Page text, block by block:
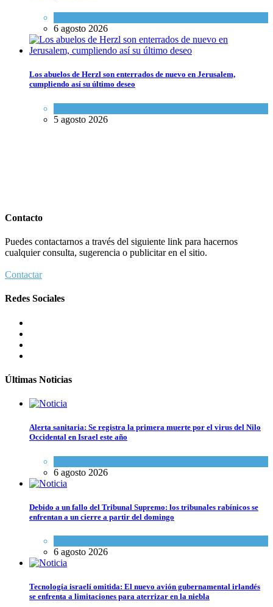
6 agosto 2026
Los abuelos de Herzl son enterrados de nuevo en Jerusalem,
cumpliendo así su último deseo
5 agosto 2026
Contacto
Puedes contactarnos a través del siguiente link para hacernos
cualquier consulta, sugerencia o publicitar en el sitio.
Contactar
Redes Sociales
Últimas Noticias
Alerta sanitaria: Se registra la primera muerte por el virus del Nilo
Occidental en Israel este año
6 agosto 2026
Debido a un fallo del Tribunal Supremo: los tribunales rabínicos se
enfrentan a un cierre a partir del domingo
6 agosto 2026
Tecnología israelí omitida: El nuevo avión gubernamental irlandés
se enfrenta a limitaciones para aterrizar en la niebla